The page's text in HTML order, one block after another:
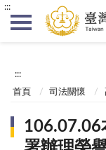
:::
:::
首頁 司法關懷
106.07.06